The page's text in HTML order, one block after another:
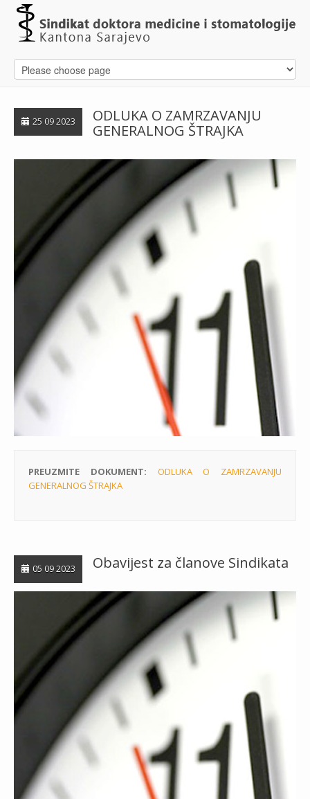
25 09 2023
ODLUKA O ZAMRZAVANJU
GENERALNOG ŠTRAJKA
PREUZMITE DOKUMENT:
ODLUKA O ZAMRZAVANJU
GENERALNOG ŠTRAJKA
05 09 2023 Obavijest za članove Sindikata